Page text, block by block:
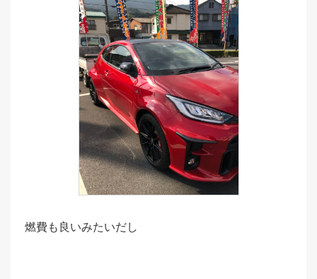
燃費も良いみたいだし